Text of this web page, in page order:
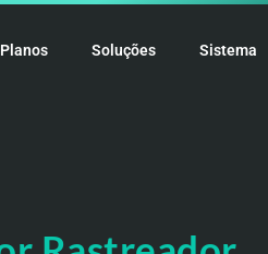
Planos Soluções Sistema